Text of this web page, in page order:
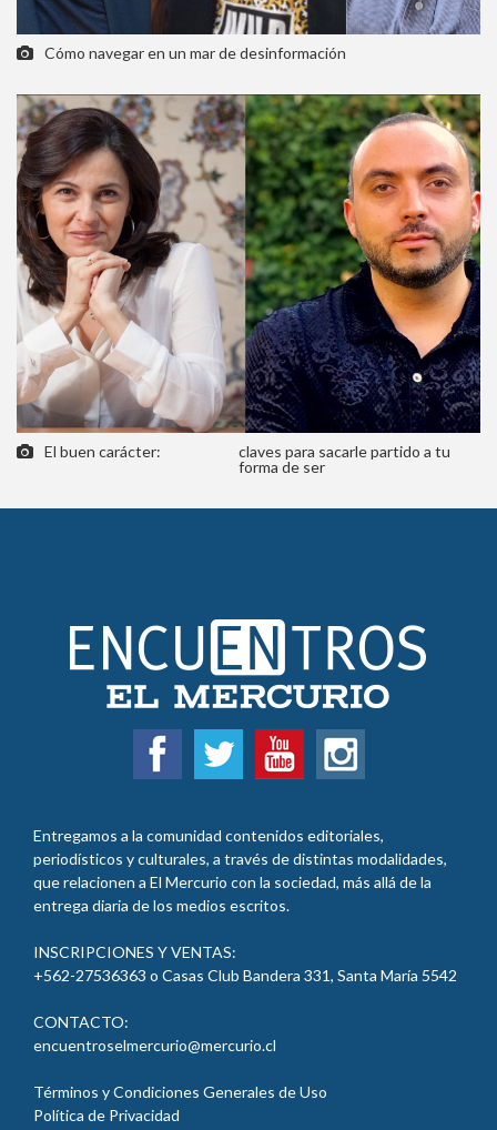
Cómo navegar en un mar de desinformación
El buen carácter:
claves para sacarle partido a tu
forma de ser
que relacionen a El Mercurio con la sociedad, más allá de la
entrega diaria de los medios escritos.
INSCRIPCIONES Y VENTAS:
5542
encuentroselmercurio@mercurio.cl
Política de Privacidad